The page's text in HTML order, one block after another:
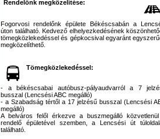
Rendelőnk megközelítése:
Fogorvosi rendelőnk épülete Békéscsabán a
úton található. Kedvező elhelyezkedésének
tömegközlekedéssel és gépkocsival egyaránt
megközelíthető.
Tömegközlekedéssel:
- a békéscsabai autóbusz-pályaudvarról a 7
busszal (Lencsési ABC megálló)
- a Szabadság tértől a 17 jelzésű busszal (Lencsési
megálló)
A belváros felől érkezve a buszmegálló
rendelő épületével szemben, a Lencsési út
található.